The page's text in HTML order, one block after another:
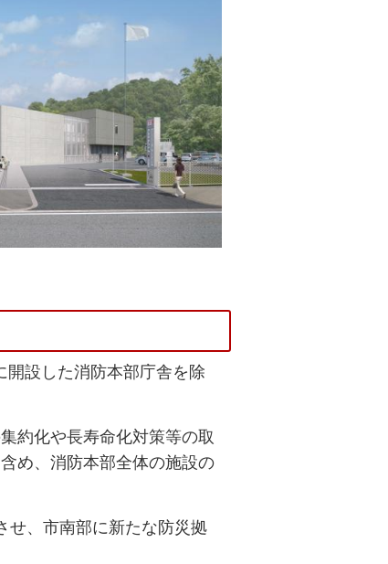
開設した消防本部庁舎を除
約化や長寿命化対策等の取
め、消防本部全体の施設の
せ、市南部に新たな防災拠